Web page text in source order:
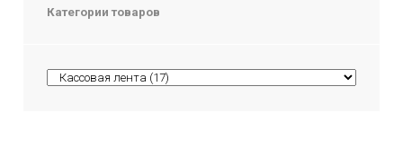
Категории товаров